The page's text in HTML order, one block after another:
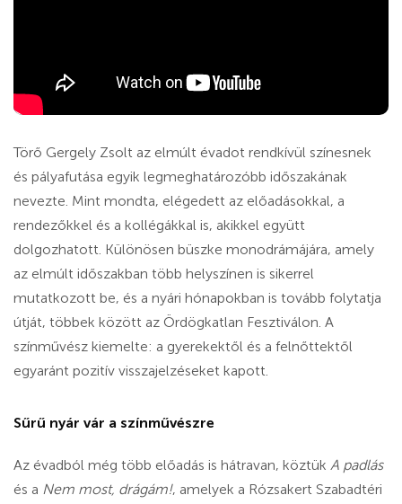
Törő Gergely Zsolt az elmúlt évadot rendkívül színesnek
és pályafutása egyik legmeghatározóbb időszakának
nevezte. Mint mondta, elégedett az előadásokkal, a
rendezőkkel és a kollégákkal is, akikkel együtt
dolgozhatott. Különösen büszke monodrámájára, amely
az elmúlt időszakban több helyszínen is sikerrel
mutatkozott be, és a nyári hónapokban is tovább folytatja
útját, többek között az Ördögkatlan Fesztiválon. A
színművész kiemelte: a gyerekektől és a felnőttektől
egyaránt pozitív visszajelzéseket kapott.
Sűrű nyár vár a színművészre
Az évadból még több előadás is hátravan, köztük A padlás
és a Nem most, drágám!, amelyek a Rózsakert Szabadtéri